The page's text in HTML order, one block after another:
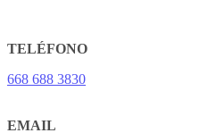
TELÉFONO
668 688 3830
EMAIL